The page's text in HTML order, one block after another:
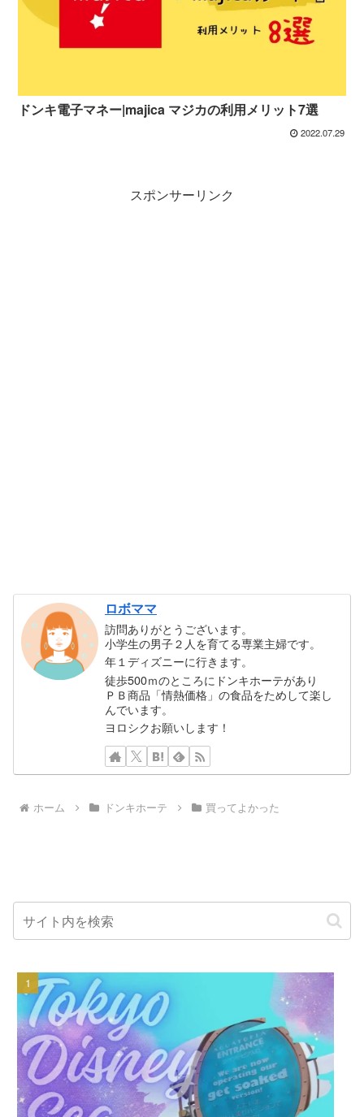
ドンキ電子マネー|majica マジカの利用メリット7選
2022.07.29
スポンサーリンク
ロボママ
訪問ありがとうございます。
小学生の男子２人を育てる専業主婦です。
年１ディズニーに行きます。
徒歩500ｍのところにドンキホーテがあり
ＰＢ商品「情熱価格」の食品をためして楽し
んでいます。
ヨロシクお願いします！
ホーム ドンキホーテ 買ってよかった